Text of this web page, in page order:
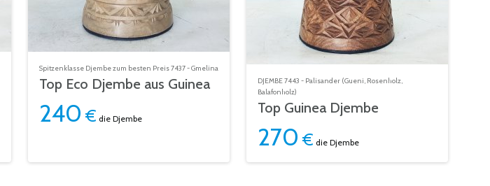
Spitzenklasse Djembe zum besten Preis 7437 - Gmelina
Top Eco Djembe aus Guinea
240 € die Djembe
DJEMBE 7443 - Palisander (Gueni, Rosenholz,
Balafonholz)
Top Guinea Djembe
270 € die Djembe